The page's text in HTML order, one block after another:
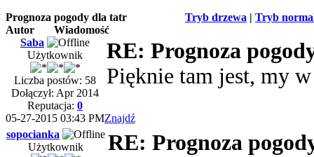
Tryb drzewa | Tryb
Prognoza pogody dla tatr
Autor
Wiadomość
Saba
Użytkownik
Liczba postów: 58
Dołączył: Apr 2014
Reputacja: 0
RE: Prognoza
Pięknie tam jest, my
05-27-2015 03:43 PMZnajdź
sopocianka
Użytkownik
RE: Prognoza